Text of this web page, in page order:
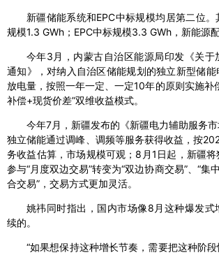
新疆储能系统和EPC中标规模均居第二位
规模1.3 GWh；EPC中标规模3.3 GWh，新能源
今年3月，内蒙古自治区能源局印发《关于
通知》，对纳入自治区储能规划的独立新型储
放电量，按照一年一定、一定10年的原则实施补
补偿+现货价差”双维收益模式。
今年7月，新疆发布的《新疆电力辅助服务
独立储能通过调峰、调频等服务获得收益，按
务收益估算，市场规模可观；8月1日起，新疆
参与“月度双边交易”转变为“双边协商交易”、“集
合交易”，交易方式更加灵活。
姚祎同时指出，国内市场像8月这种爆发式
续的。
“如果想保持这种增长节奏，需要把这种阶